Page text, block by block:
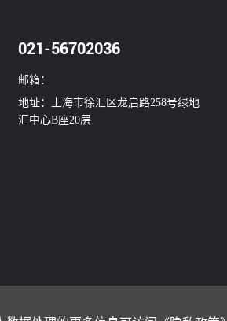
021-56702036
邮箱：
地址：上海市徐汇区龙启路258号绿地
汇中心B座20层